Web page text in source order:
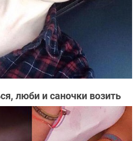
люби и саночки возить